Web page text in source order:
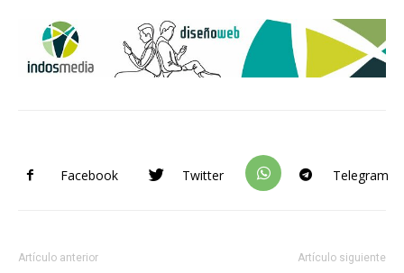
Facebook Twitter Telegram
Artículo anterior Artículo siguiente